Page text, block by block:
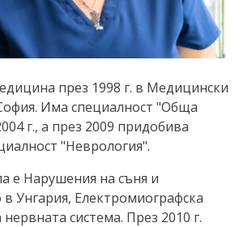
през 1998 г. в Медицински
Има специалност "Обща
г., а през 2009 придобива
"Неврология".
е Нарушения на съня и
Унгария, Електромиографска
система. През 2010 г.